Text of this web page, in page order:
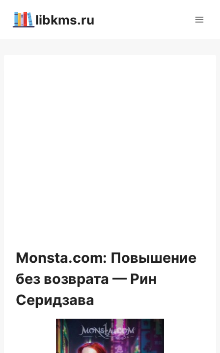
libkms.ru
Monsta.com: Повышение
без возврата — Рин
Серидзава